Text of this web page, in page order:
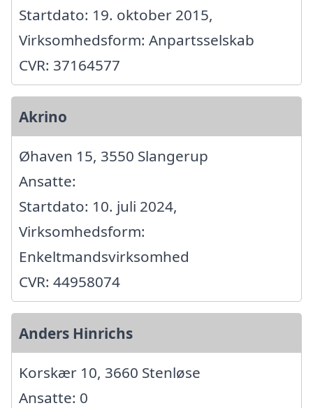
Startdato: 19. oktober 2015,
Virksomhedsform: Anpartsselskab
CVR: 37164577
Akrino
Øhaven 15, 3550 Slangerup
Ansatte:
Startdato: 10. juli 2024,
Virksomhedsform:
Enkeltmandsvirksomhed
CVR: 44958074
Anders Hinrichs
Korskær 10, 3660 Stenløse
Ansatte: 0